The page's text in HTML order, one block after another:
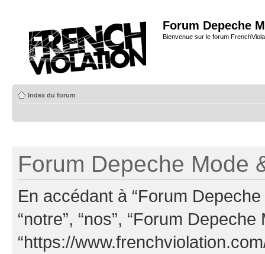
Forum Depeche
Bienvenue sur le forum
Index du forum
Forum Depeche Mode
En accédant à “Forum
“notre”, “nos”, “Forum Depeche
“https://